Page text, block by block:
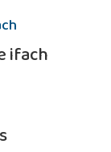
ifach